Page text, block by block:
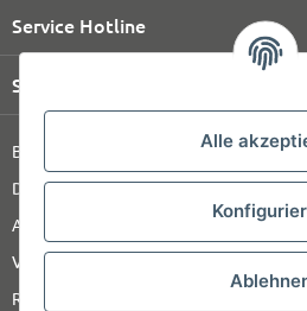
Alle
Service Hotline
Shop Service
Barrierefreiheitserklärung
Datenschutz
AGB
Versandinformationen
Retour